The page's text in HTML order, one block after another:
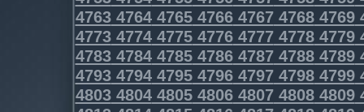
4763476447654766476747684769
4773477447754776477747784779
4783478447854786478747884789
4793479447954796479747984799
4803480448054806480748084809